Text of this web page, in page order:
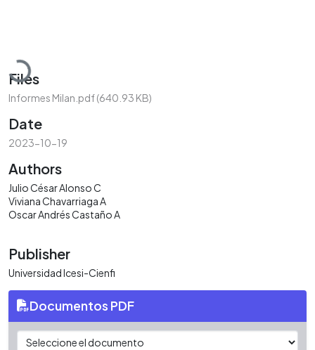
Loading...
Files
Informes Milan.pdf(640.93 KB)
Date
2023-10-19
Authors
Julio César Alonso C
Viviana Chavarriaga A
Oscar Andrés Castaño A
Publisher
Universidad Icesi-Cienfi
Documentos PDF